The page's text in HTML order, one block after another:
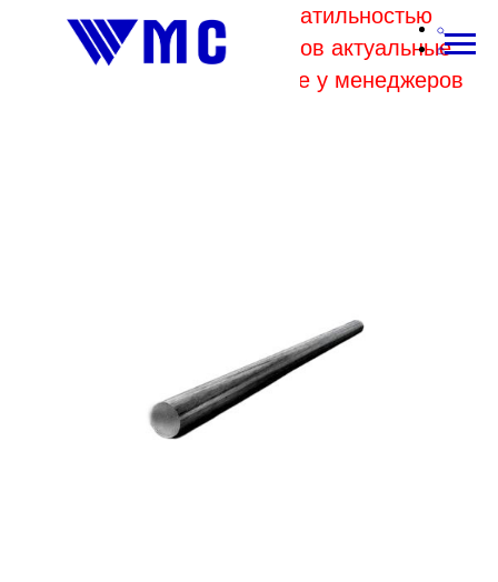
В связи с высокой волатильностью
отпускных цен комбинатов актуальные
цены на металл уточняйте у менеджеров